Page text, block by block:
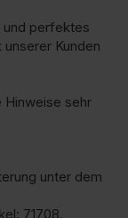
und perfektes
Kunden
Hinweise sehr
unter dem
71708.